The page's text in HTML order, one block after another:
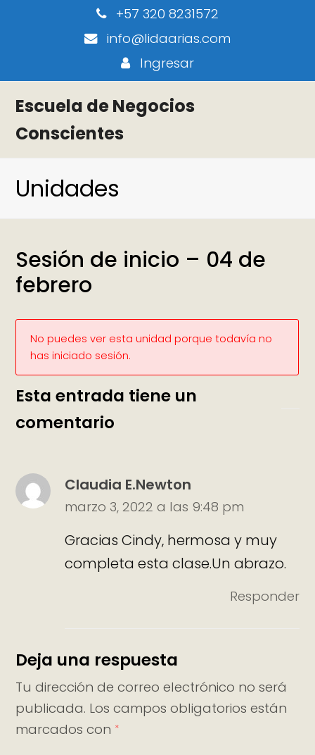
+57 320 8231572
info@lidaarias.com
Ingresar
Escuela de Negocios
Conscientes
Unidades
Sesión de inicio – 04 de
febrero
No puedes ver esta unidad porque todavía no
has iniciado sesión.
Esta entrada tiene un
comentario
Claudia E.Newton
marzo 3, 2022 a las 9:48 pm
Gracias Cindy, hermosa y muy
completa esta clase.Un abrazo.
Responder
Deja una respuesta
Tu dirección de correo electrónico no será
publicada. Los campos obligatorios están
marcados con *